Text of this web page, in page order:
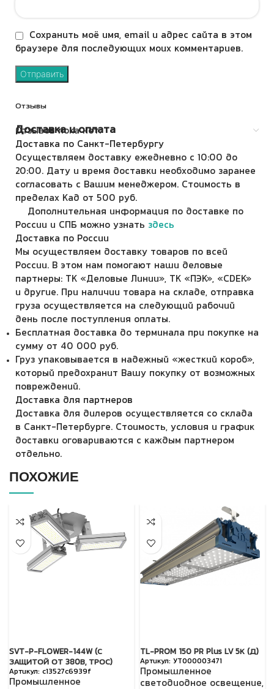
Отзывы
Отзывов пока нет.
Сохранить моё имя, email и адрес сайта в этом
браузере для последующих моих комментариев.
Доставка и оплата
Доставка по Санкт-Петербургу
Осуществляем доставку ежедневно с 10:00 до
20:00. Дату и время доставки необходимо заранее
согласовать с Вашим менеджером. Стоимость в
пределах Кад от 500 руб.
Дополнительная информация по доставке по
России и СПБ можно узнать здесь
Доставка по России
Мы осуществляем доставку товаров по всей
России. В этом нам помогают наши деловые
партнеры: ТК «Деловые Линии», ТК «ПЭК», «CDEK»
и другие. При наличии товара на складе, отправка
груза осуществляется на следующий рабочий
день после поступления оплаты.
Бесплатная доставка до терминала при покупке на
сумму от 40 000 руб.
Груз упаковывается в надежный «жесткий короб»,
который предохранит Вашу покупку от возможных
повреждений.
Доставка для партнеров
Доставка для дилеров осуществляется со склада
в Санкт-Петербурге. Стоимость, условия и график
доставки оговариваются с каждым партнером
отдельно.
ПОХОЖИЕ
SVT-P-FLOWER-144W (С
ЗАЩИТОЙ ОТ 380В, ТРОС)
c13527c6939f
Промышленное
TL-PROM 150 PR Plus LV 5К (Д)
УТ000003471
Промышленное
светодиодное освещение,